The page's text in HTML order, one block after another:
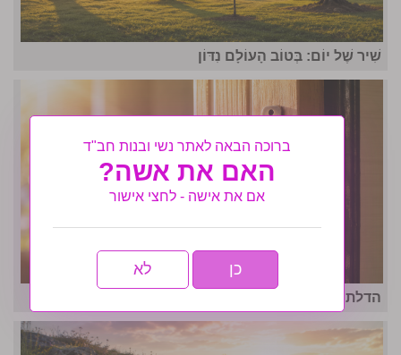
שִׁיר שֶׁל יוֹם: בְּטוֹב הָעוֹלָם נִדּוֹן
הדלת שנפתחה בזמן
ברוכה הבאה לאתר נשי ובנות חב"ד
האם את אשה?
אם את אישה - לחצי אישור
כן לא